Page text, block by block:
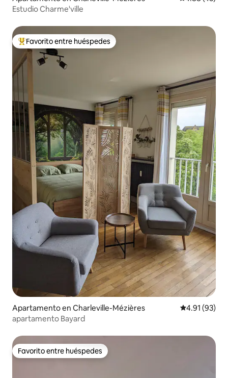
Estudio Charme'ville
Favorito entre huéspedes preferido
Favorito entre huéspedes
Apartamento en Charleville-Mézières Calificación
4.91 (93)
apartamento Bayard
Favorito entre huéspedes
Favorito entre huéspedes